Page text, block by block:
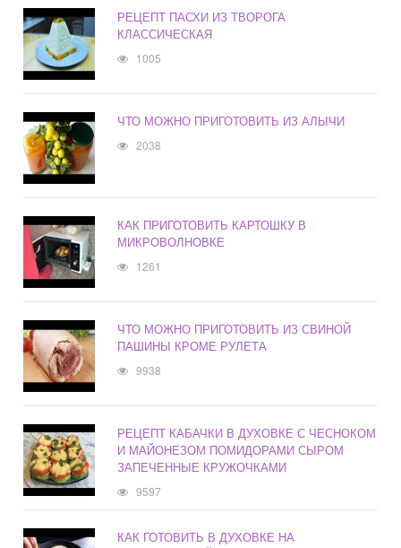
РЕЦЕПТ ПАСХИ ИЗ ТВОРОГА
КЛАССИЧЕСКАЯ
1005
ЧТО МОЖНО ПРИГОТОВИТЬ ИЗ АЛЫЧИ
2038
КАК ПРИГОТОВИТЬ КАРТОШКУ В
МИКРОВОЛНОВКЕ
1261
ЧТО МОЖНО ПРИГОТОВИТЬ ИЗ СВИНОЙ
ПАШИНЫ КРОМЕ РУЛЕТА
9938
РЕЦЕПТ КАБАЧКИ В ДУХОВКЕ С ЧЕСНОКОМ
И МАЙОНЕЗОМ ПОМИДОРАМИ СЫРОМ
ЗАПЕЧЕННЫЕ КРУЖОЧКАМИ
9597
КАК ГОТОВИТЬ В ДУХОВКЕ НА